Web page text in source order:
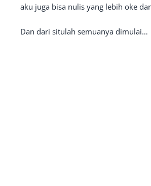
aku juga bisa nulis yang lebih oke
Dan dari situlah semuanya dimulai…